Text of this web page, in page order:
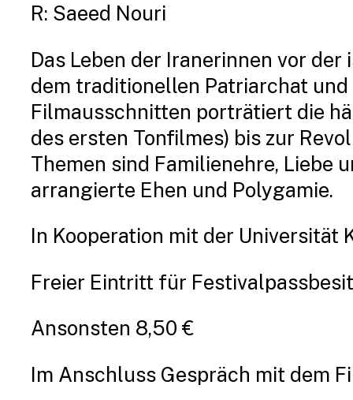
R: Saeed Nouri
Das Leben der Iranerinnen vor
dem traditionellen Patriarchat
Filmausschnitten porträtiert die
des ersten Tonfilmes) bis zur
Themen sind Familienehre,
arrangierte Ehen und Polygamie.
In Kooperation mit der Universität
Freier Eintritt für
Ansonsten 8,50 €
Im Anschluss Gespräch mit dem